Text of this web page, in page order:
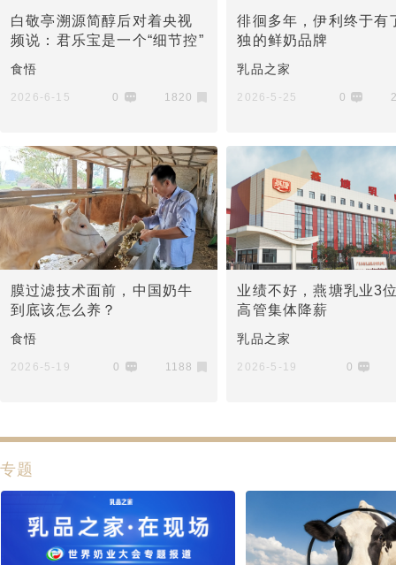
白敬亭溯源简醇后对着央视
频说：君乐宝是一个“细节控”
食悟
2026-6-15 0 1820
徘徊多年，伊利终于有
独的鲜奶品牌
乳品之家
2026-5-25 0
膜过滤技术面前，中国奶牛
到底该怎么养？
食悟
2026-5-19 0 1188
业绩不好，燕塘乳业3
高管集体降薪
乳品之家
2026-5-19 0
专题